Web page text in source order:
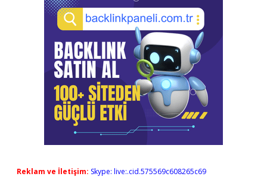
Reklam ve İletişim: Skype: live:.cid.575569c608265c69